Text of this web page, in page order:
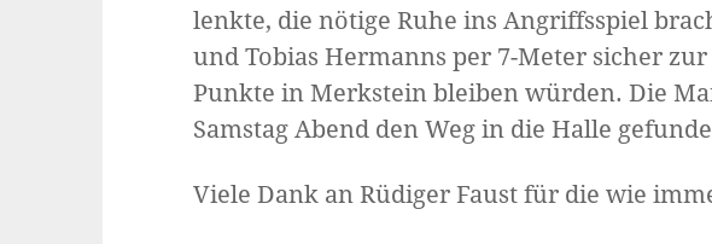
lenkte, die nötige Ruhe ins Angriffsspiel
und Tobias Hermanns per 7-Meter sicher
Punkte in Merkstein bleiben würden. Die
Samstag Abend den Weg in die Halle
Viele Dank an Rüdiger Faust für die wie